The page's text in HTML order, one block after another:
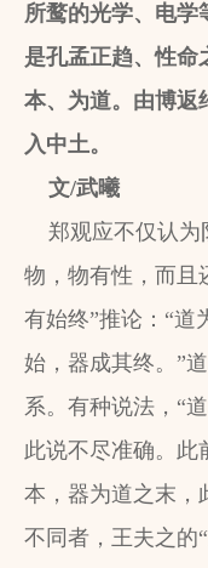
所鹜的光学、电学
是孔孟正趋、性命
本、为道。由博返
入中土。
文/武曦
郑观应不仅认为
物，物有性，而且
有始终”推论：“道
始，器成其终。”
系。有种说法，“
此说不尽准确。此
本，器为道之末，
不同者，王夫之的